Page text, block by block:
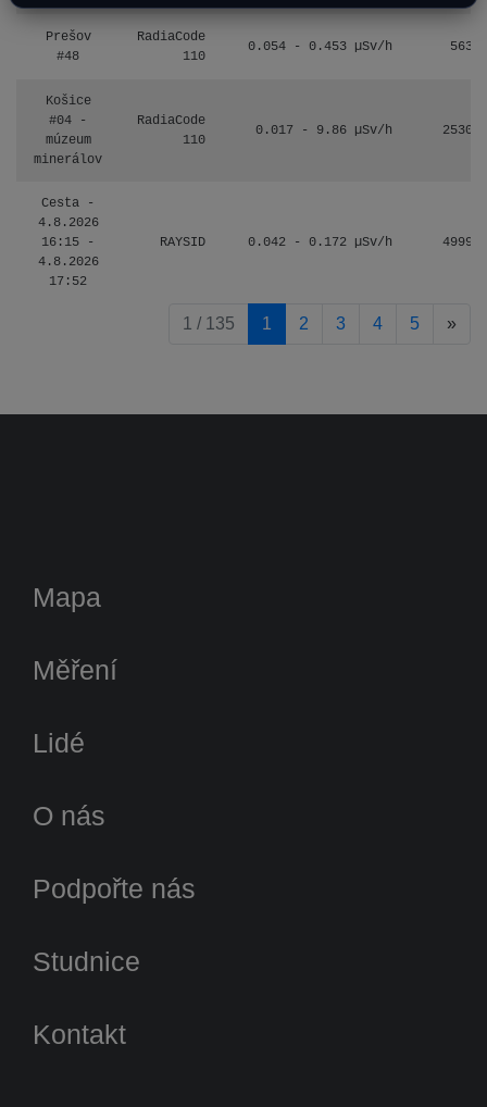
Prešov
#48
RadiaCode
110
0.054 - 0.453 µSv/h 563
Košice
#04 -
múzeum
minerálov
RadiaCode
110
0.017 - 9.86 µSv/h 2530
Cesta -
4.8.2026
16:15 -
4.8.2026
17:52
RAYSID 0.042 - 0.172 µSv/h 4999
1 / 135 1 2 3 4 5 »
Mapa
Měření
Lidé
O nás
Podpořte nás
Studnice
Kontakt